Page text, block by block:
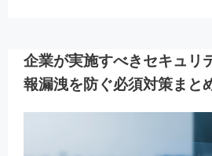
企業が実施すべきセキュリ
報漏洩を防ぐ必須対策まと